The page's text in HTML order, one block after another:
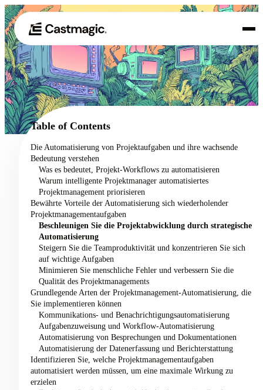
01 Produkt
02 Anwendungsfälle
Preisgestaltung
Über uns
Table of Contents
Die Automatisierung von Projektaufgaben und ihre wachsende
Bedeutung verstehen
Was es bedeutet, Projekt-Workflows zu automatisieren
Warum intelligente Projektmanager automatisiertes
Projektmanagement priorisieren
Bewährte Vorteile der Automatisierung sich wiederholender
Projektmanagementaufgaben
Beschleunigen Sie die Projektabwicklung durch strategische
Automatisierung
Steigern Sie die Teamproduktivität und konzentrieren Sie sich
auf wichtige Aufgaben
Minimieren Sie menschliche Fehler und verbessern Sie die
Qualität des Projektmanagements
Grundlegende Arten der Projektmanagement-Automatisierung, die
Sie implementieren können
Kommunikations- und Benachrichtigungsautomatisierung
Aufgabenzuweisung und Workflow-Automatisierung
Automatisierung von Besprechungen und Dokumentationen
Automatisierung der Datenerfassung und Berichterstattung
Identifizieren Sie, welche Projektmanagementaufgaben
automatisiert werden müssen, um eine maximale Wirkung zu
erzielen